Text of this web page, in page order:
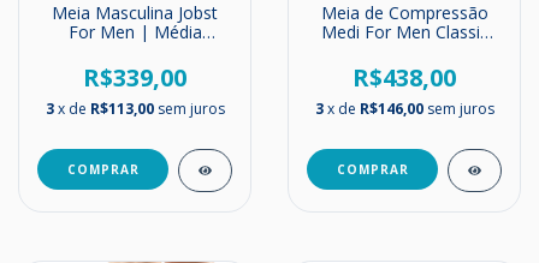
Meia Masculina Jobst
For Men | Média
30mmHg | Até o joelho
R$339,00
3 x de R$113,00 sem juros
COMPRAR
Meia de Compressão
Medi For Men Classic
mmHg | Até o joelho
R$438,00
3 x de R$146,00 sem juros
COMPRAR